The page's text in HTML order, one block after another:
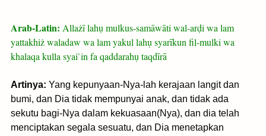
Arab-Latin: Allażī lahụ mulkus-samāwāti wal-arḍi wa lam
yattakhiż waladaw wa lam yakul lahụ syarīkun fil-mulki wa
khalaqa kulla syai`in fa qaddarahụ taqdīrā
Artinya: Yang kepunyaan-Nya-lah kerajaan langit dan
bumi, dan Dia tidak mempunyai anak, dan tidak ada
sekutu bagi-Nya dalam kekuasaan(Nya), dan dia telah
menciptakan segala sesuatu, dan Dia menetapkan